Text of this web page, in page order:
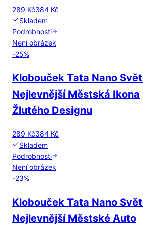
289 Kč384 Kč
Skladem
Podrobnosti
Není obrázek
-25%
Klobouček Tata Nano
Nejlevnější Městská Ikona
Žlutého Designu
289 Kč384 Kč
Skladem
Podrobnosti
Není obrázek
-23%
Klobouček Tata Nano
Nejlevnější Městské Auto